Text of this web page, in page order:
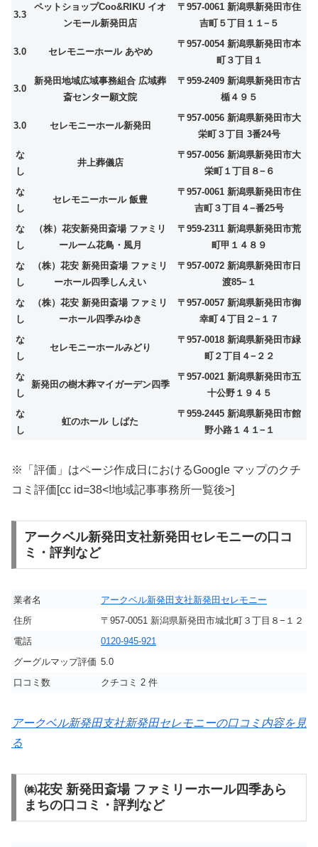
3.3
ペットショップCoo&RIKU イオ
ンモール新発田店
〒957-0061 新潟県新発田市住
吉町５丁目１１−５
3.0 セレモニーホール あやめ
〒957-0054 新潟県新発田市本
町３丁目１
3.0
新発田地域広域事務組合 広域葬
斎センター願文院
〒959-2409 新潟県新発田市古
楯４９５
3.0 セレモニーホール新発田
〒957-0056 新潟県新発田市大
栄町３丁目 3番24号
な
し
井上葬儀店
〒957-0056 新潟県新発田市大
栄町１丁目８−６
な
し
セレモニーホール 飯豊
〒957-0061 新潟県新発田市住
吉町３丁目４−番25号
な
し
（株）花安新発田斎場 ファミリ
ールーム花鳥・風月
〒959-2311 新潟県新発田市荒
町甲１４８９
な
し
（株）花安 新発田斎場 ファミリ
ーホール四季しんえい
〒957-0072 新潟県新発田市日
渡85−１
な
し
（株）花安 新発田斎場 ファミリ
ーホール四季みゆき
〒957-0057 新潟県新発田市御
幸町４丁目２−１７
な
し
セレモニーホールみどり
〒957-0018 新潟県新発田市緑
町２丁目４−２２
な
し
新発田の樹木葬マイガーデン四季
〒957-0021 新潟県新発田市五
十公野１９４５
な
し
虹のホール しばた
〒959-2445 新潟県新発田市館
野小路１４１−１
※「評価」はページ作成日におけるGoogle マップのクチ
コミ評価[cc id=38<!地域記事事務所一覧後>]
アークベル新発田支社新発田セレモニーの口コ
ミ・評判など
業者名
アークベル新発田支社新発田セレモニー
住所
〒957-0051 新潟県新発田市城北町３丁目８−１２
電話
0120-945-921
グーグルマップ評価 5.0
口コミ数
クチコミ 2 件
アークベル新発田支社新発田セレモニーの口コミ内容を見
る
㈱花安 新発田斎場 ファミリーホール四季あら
まちの口コミ・評判など